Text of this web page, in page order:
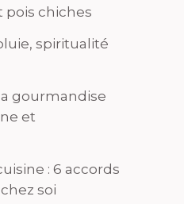
pois chiches
spiritualité
gourmandise
et
: 6 accords
soi